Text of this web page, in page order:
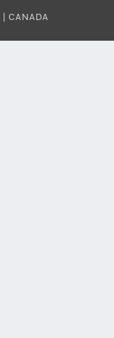
CANADA